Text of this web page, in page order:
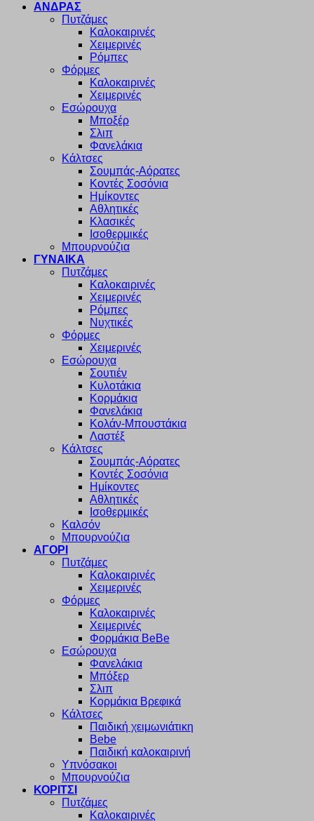
ΑΝΔΡΑΣ
Πυτζάμες
Καλοκαιρινές
Χειμερινές
Ρόμπες
Φόρμες
Καλοκαιρινές
Χειμερινές
Εσώρουχα
Μποξέρ
Σλιπ
Φανελάκια
Κάλτσες
Σουμπάς-Αόρατες
Κοντές Σοσόνια
Ημίκοντες
Αθλητικές
Κλασικές
Ισοθερμικές
Μπουρνούζια
ΓΥΝΑΙΚΑ
Πυτζάμες
Καλοκαιρινές
Χειμερινές
Ρόμπες
Νυχτικές
Φόρμες
Χειμερινές
Εσώρουχα
Σουτιέν
Κυλοτάκια
Κορμάκια
Φανελάκια
Κολάν-Μπουστάκια
Λαστέξ
Κάλτσες
Σουμπάς-Αόρατες
Κοντές Σοσόνια
Ημίκοντες
Αθλητικές
Ισοθερμικές
Καλσόν
Μπουρνούζια
ΑΓΟΡΙ
Πυτζάμες
Καλοκαιρινές
Χειμερινές
Φόρμες
Καλοκαιρινές
Χειμερινές
Φορμάκια BeBe
Εσώρουχα
Φανελάκια
Μπόξερ
Σλιπ
Κορμάκια Βρεφικά
Κάλτσες
Παιδική χειμωνιάτικη
Bebe
Παιδική καλοκαιρινή
Υπνόσακοι
Μπουρνούζια
ΚΟΡΙΤΣΙ
Πυτζάμες
Καλοκαιρινές